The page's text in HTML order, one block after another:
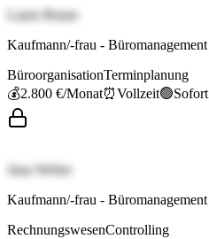
Laura Braun
Kaufmann/-frau - Büromanagement
BüroorganisationTerminplanung
💰2.800 €/Monat⏰Vollzeit🟢Sofort
Jana Weber
Kaufmann/-frau - Büromanagement
RechnungswesenControlling